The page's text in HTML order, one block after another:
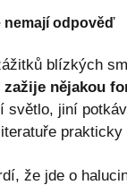
nemají odpověď
blízkých
zažije nějakou
světlo, jiní
že jde o